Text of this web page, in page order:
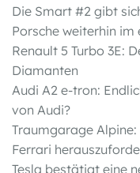
Die Smart #2 gibt
Porsche weiterhin
Renault 5 Turbo 3E:
Diamanten
Audi A2 e-tron:
von Audi?
Traumgarage Alpine:
Ferrari
Tesla bestätigt eine